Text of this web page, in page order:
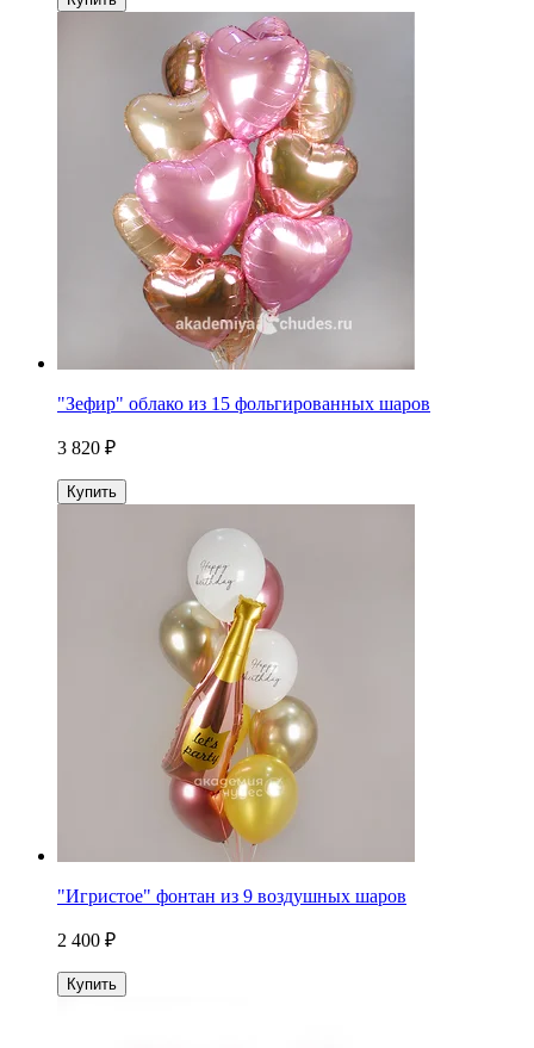
"Зефир" облако из 15 фольгированных шаров
3 820 ₽
Купить
"Игристое" фонтан из 9 воздушных шаров
2 400 ₽
Купить